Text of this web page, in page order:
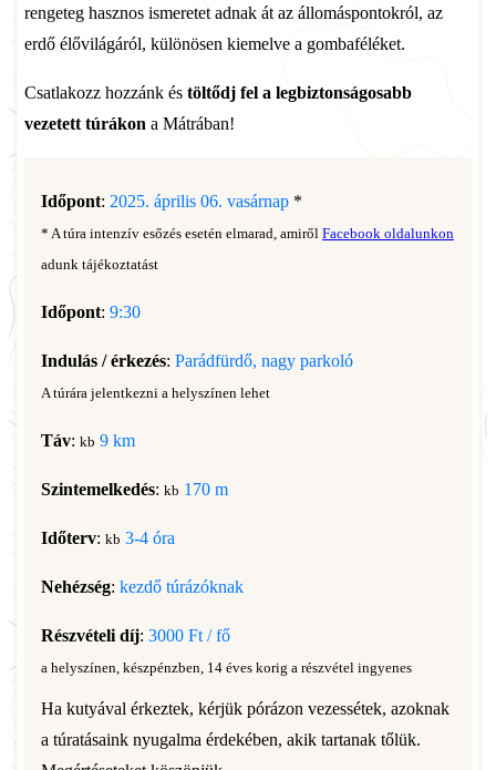
rengeteg hasznos ismeretet adnak át az állomáspontokról, az
erdő élővilágáról, különösen kiemelve a gombaféléket.
Csatlakozz hozzánk és töltődj fel a legbiztonságosabb
vezetett túrákon a Mátrában!
Időpont: 2025. április 06. vasárnap *
* A túra intenzív esőzés esetén elmarad, amiről Facebook oldalunkon
adunk tájékoztatást
Időpont: 9:30
Indulás / érkezés: Parádfürdő, nagy parkoló
A túrára jelentkezni a helyszínen lehet
Táv: kb 9 km
Szintemelkedés: kb 170 m
Időterv: kb 3-4 óra
Nehézség: kezdő túrázóknak
Részvételi díj: 3000 Ft / fő
a helyszínen, készpénzben, 14 éves korig a részvétel ingyenes
Ha kutyával érkeztek, kérjük pórázon vezessétek, azoknak
a túratásaink nyugalma érdekében, akik tartanak tőlük.